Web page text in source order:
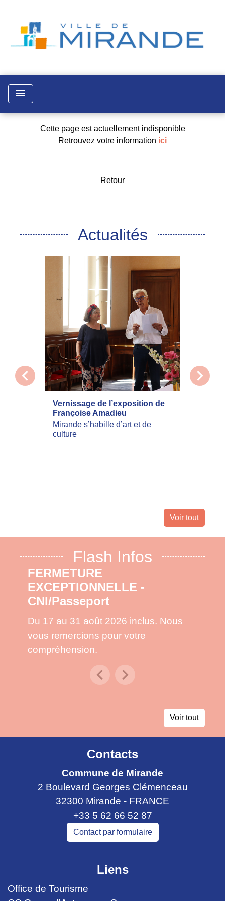
menu
Cette page est actuellement indisponible
Retrouvez votre information ici
Retour
Actualités
Vernissage de l’exposition de
Françoise Amadieu
Mirande s’habille d’art et de
culture
chevron_left chevron_right
Voir tout
Flash Infos
FERMETURE
EXCEPTIONNELLE -
CNI/Passeport
Du 17 au 31 août 2026 inclus. Nous
vous remercions pour votre
compréhension.
chevron_leftPrevious
chevron_right
Next
Voir tout
Contacts
Commune de Mirande
2 Boulevard Georges Clémenceau
32300 Mirande - FRANCE
+33 5 62 66 52 87
Contact par formulaire
Liens
Office de Tourisme